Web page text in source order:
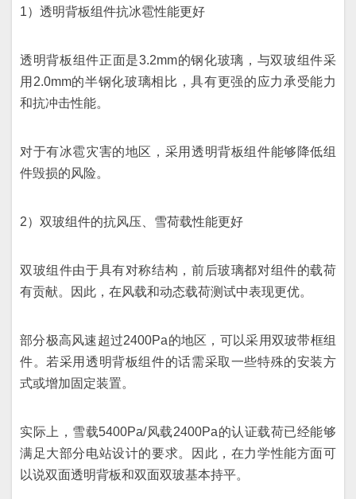
1）透明背板组件抗冰雹性能更好
透明背板组件正面是3.2mm的钢化玻璃，与双玻组件采
用2.0mm的半钢化玻璃相比，具有更强的应力承受能力
和抗冲击性能。
对于有冰雹灾害的地区，采用透明背板组件能够降低组
件毁损的风险。
2）双玻组件的抗风压、雪荷载性能更好
双玻组件由于具有对称结构，前后玻璃都对组件的载荷
有贡献。因此，在风载和动态载荷测试中表现更优。
部分极高风速超过2400Pa的地区，可以采用双玻带框组
件。若采用透明背板组件的话需采取一些特殊的安装方
式或增加固定装置。
实际上，雪载5400Pa/风载2400Pa的认证载荷已经能够
满足大部分电站设计的要求。因此，在力学性能方面可
以说双面透明背板和双面双玻基本持平。